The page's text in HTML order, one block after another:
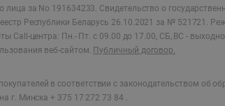
лица за No 191634233. Свидетельство о
Республики Беларусь 26.10.2021 за № 521721.
Call-центра: Пн.- Пт. с 09.00 до 17.00, СБ, ВС -
веб-сайтом. Публичный договор.
в соответствии с законодательством об
г. Минска + 375 17 272 73 84 .